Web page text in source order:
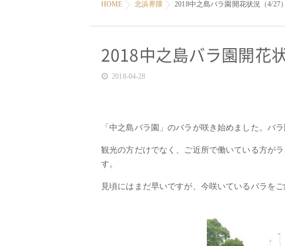
HOME 北浜界隈 2018中之島バラ園開花状況（4/27）
2018中之島バラ園開花
2018-04-28
「中之島バラ園」のバラが咲き始めました。バ
観光の方だけでなく、ご近所で働いている方が
す。
見頃にはまだ早いですが、今咲いているバラをご